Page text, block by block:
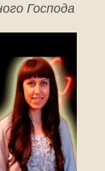
Господа